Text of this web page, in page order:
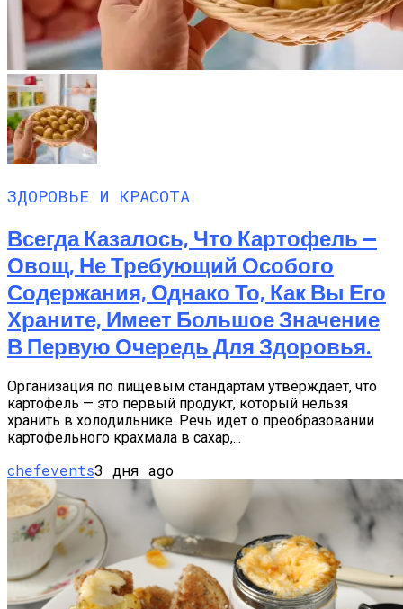
ЗДОРОВЬЕ И КРАСОТА
Всегда Казалось, Что Картофель —
Овощ, Не Требующий Особого
Содержания, Однако То, Как Вы Его
Храните, Имеет Большое Значение
В Первую Очередь Для Здоровья.
Организация по пищевым стандартам утверждает, что
картофель — это первый продукт, который нельзя
хранить в холодильнике. Речь идет о преобразовании
картофельного крахмала в сахар,...
chefevents3 дня ago